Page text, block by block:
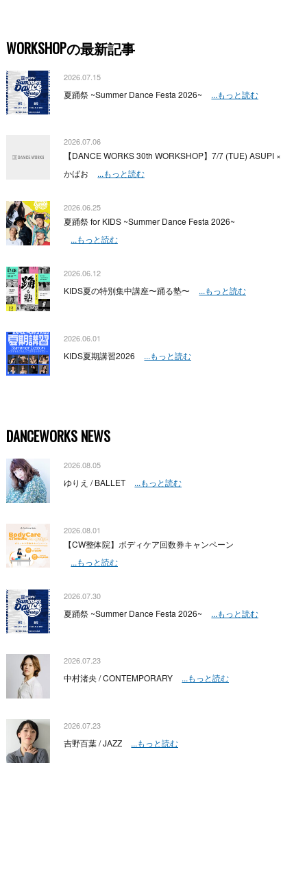
WORKSHOPの最新記事
2026.07.15
夏踊祭 ~Summer Dance Festa 2026~ ...もっと読む
2026.07.06
【DANCE WORKS 30th WORKSHOP】7/7 (TUE) ASUPI ×
かばお
...もっと読む
2026.06.25
夏踊祭 for KIDS ~Summer Dance Festa 2026~
...もっと読む
2026.06.12
KIDS夏の特別集中講座〜踊る塾〜 ...もっと読む
2026.06.01
KIDS夏期講習2026 ...もっと読む
DANCEWORKS NEWS
2026.08.05
ゆりえ / BALLET ...もっと読む
2026.08.01
【CW整体院】ボディケア回数券キャンペーン
...もっと読む
2026.07.30
夏踊祭 ~Summer Dance Festa 2026~ ...もっと読む
2026.07.23
中村渚央 / CONTEMPORARY ...もっと読む
2026.07.23
吉野百葉 / JAZZ ...もっと読む